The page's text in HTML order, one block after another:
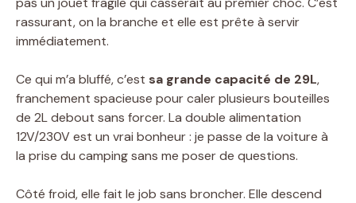
rassurant, on la branche et elle est prête à servir
immédiatement.
Ce qui m’a bluffé, c’est sa grande capacité de 29L,
franchement spacieuse pour caler plusieurs bouteilles
de 2L debout sans forcer. La double alimentation
12V/230V est un vrai bonheur : je passe de la voiture à
la prise du camping sans me poser de questions.
Côté froid, elle fait le job sans broncher. Elle descend